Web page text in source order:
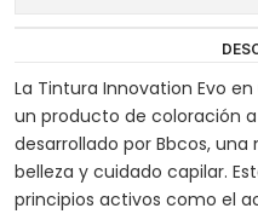
La Tintura Innovation Evo
un producto de coloración
desarrollado por Bbcos,
belleza y cuidado capilar.
principios activos como el